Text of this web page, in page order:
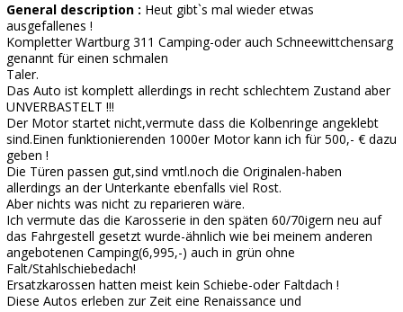
General description : Heut gibt`s mal wieder etwas
ausgefallenes !
Kompletter Wartburg 311 Camping-oder auch Schneewittchensarg
genannt für einen schmalen
Taler.
Das Auto ist komplett allerdings in recht schlechtem Zustand aber
UNVERBASTELT !!!
Der Motor startet nicht,vermute dass die Kolbenringe angeklebt
sind.Einen funktionierenden 1000er Motor kann ich für 500,- € dazu
geben !
Die Türen passen gut,sind vmtl.noch die Originalen-haben
allerdings an der Unterkante ebenfalls viel Rost.
Aber nichts was nicht zu reparieren wäre.
Ich vermute das die Karosserie in den späten 60/70igern neu auf
das Fahrgestell gesetzt wurde-ähnlich wie bei meinem anderen
angebotenen Camping(6,995,-) auch in grün ohne
Falt/Stahlschiebedach!
Ersatzkarossen hatten meist kein Schiebe-oder Faltdach !
Diese Autos erleben zur Zeit eine Renaissance und